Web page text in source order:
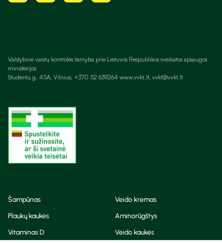
Valstybinė vaistų kontrolės tarnyba prie Lietuvos Respublikos sveikatos apsaugos
ministerijos
Studentų g. 45A, Vilnius, +370 52 639264 www.vvkt.lt, vvkt@vvkt.lt
Šampūnas
Veido kremas
Plaukų kaukės
Aminorūgštys
Vitaminas D
Veido kaukės